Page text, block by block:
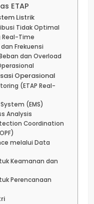
ETAP
Listrik
Tidak Optimal
Real-Time
Frekuensi
dan Overload
Operasional
(ETAP Real-
(EMS)
Analysis
Coordination
melalui Data
Keamanan dan
Perencanaan